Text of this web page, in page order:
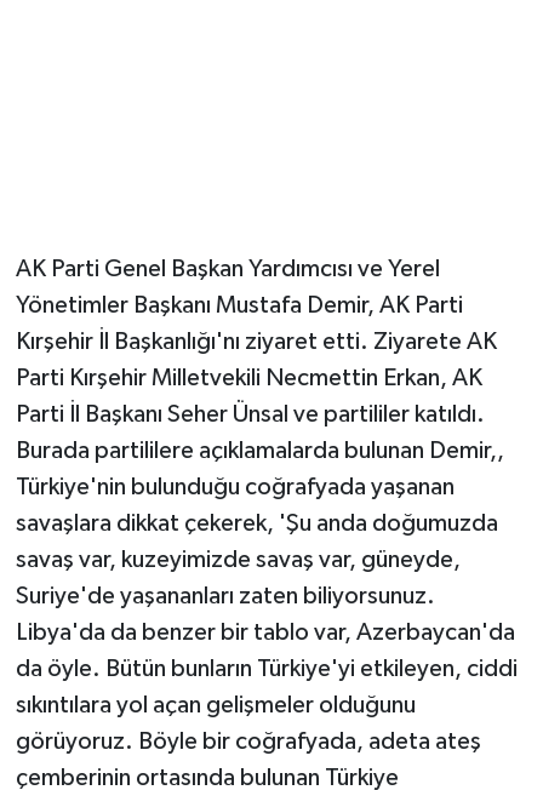
AK Parti Genel Başkan Yardımcısı ve Yerel
Yönetimler Başkanı Mustafa Demir, AK Parti
Kırşehir İl Başkanlığı'nı ziyaret etti. Ziyarete AK
Parti Kırşehir Milletvekili Necmettin Erkan, AK
Parti İl Başkanı Seher Ünsal ve partililer katıldı.
Burada partililere açıklamalarda bulunan Demir,,
Türkiye'nin bulunduğu coğrafyada yaşanan
savaşlara dikkat çekerek, 'Şu anda doğumuzda
savaş var, kuzeyimizde savaş var, güneyde,
Suriye'de yaşananları zaten biliyorsunuz.
Libya'da da benzer bir tablo var, Azerbaycan'da
da öyle. Bütün bunların Türkiye'yi etkileyen, ciddi
sıkıntılara yol açan gelişmeler olduğunu
görüyoruz. Böyle bir coğrafyada, adeta ateş
çemberinin ortasında bulunan Türkiye